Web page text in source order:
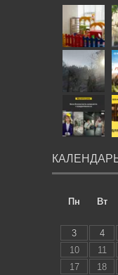
Пн
Вт
3
4
10
11
17
18